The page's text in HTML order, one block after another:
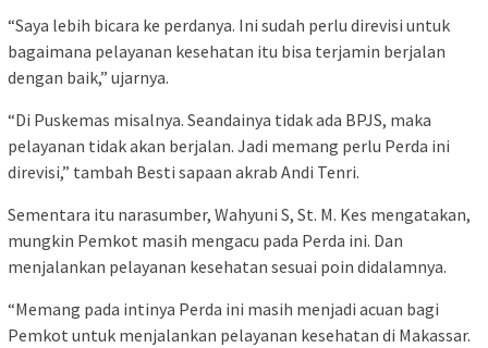
“Saya lebih bicara ke perdanya. Ini sudah perlu direvisi untuk
bagaimana pelayanan kesehatan itu bisa terjamin berjalan
dengan baik,” ujarnya.
“Di Puskemas misalnya. Seandainya tidak ada BPJS, maka
pelayanan tidak akan berjalan. Jadi memang perlu Perda ini
direvisi,” tambah Besti sapaan akrab Andi Tenri.
Sementara itu narasumber, Wahyuni S, St. M. Kes mengatakan,
mungkin Pemkot masih mengacu pada Perda ini. Dan
menjalankan pelayanan kesehatan sesuai poin didalamnya.
“Memang pada intinya Perda ini masih menjadi acuan bagi
Pemkot untuk menjalankan pelayanan kesehatan di Makassar.